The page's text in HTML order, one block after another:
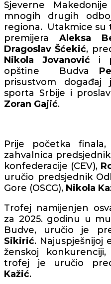
Sjeverne Makedonije
mnogih drugih
regiona. Utakmice su
premijera Aleksa
Dragoslav Šćekić,
Nikola
Jovanović i
opštine Budva
prisustvom
sporta Srbije i
Zoran Gajić.
Prije početka
zahvalnica
konfederacije (CEV),
uručio predsjednik
Gore (OSCG), Nikola
Trofej namijenjen
za 2025. godinu u
Budve, uručio je
Sikirić. Najuspješnijoj
ženskoj
trofej je uručio
Kažić.